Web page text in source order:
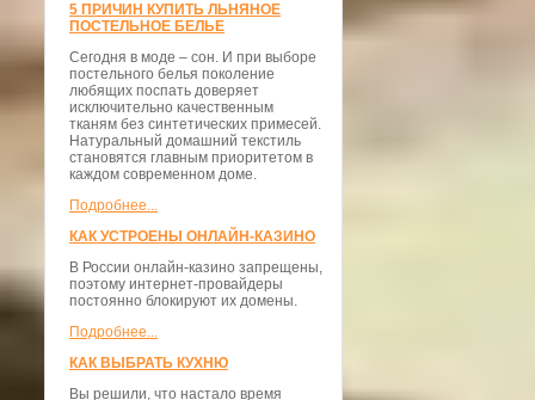
5 ПРИЧИН КУПИТЬ ЛЬНЯНОЕ
ПОСТЕЛЬНОЕ БЕЛЬЕ
Сегодня в моде – сон. И при выборе
постельного белья поколение
любящих поспать доверяет
исключительно качественным
тканям без синтетических примесей.
Натуральный домашний текстиль
становятся главным приоритетом в
каждом современном доме.
Подробнее...
КАК УСТРОЕНЫ ОНЛАЙН-КАЗИНО
В России онлайн-казино запрещены,
поэтому интернет-провайдеры
постоянно блокируют их домены.
Подробнее...
КАК ВЫБРАТЬ КУХНЮ
Вы решили, что настало время